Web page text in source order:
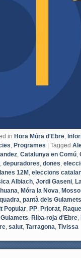
in Hora Móra d'Ebre,
Programes | Tagged
, Catalunya en Comú,
depuradores dones
12M, eleccions
Albiach, Jordi Gaseni,
Móra la Nova
pantà dels Guiamets
Popular, PP, Priorat,
Riba-roja d'Ebre,
, salut, Tarragona Tivissa